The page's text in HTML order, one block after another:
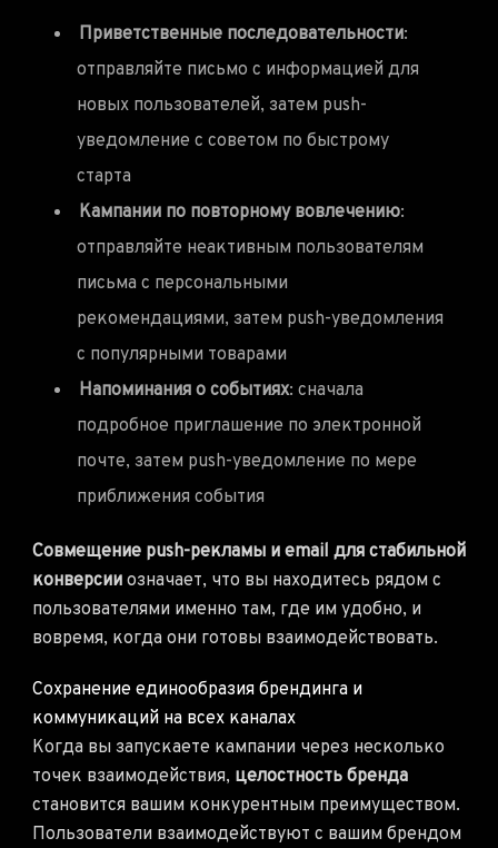
Приветственные последовательности:
отправляйте письмо с информацией для
новых пользователей, затем push-
уведомление с советом по быстрому
старта
Кампании по повторному вовлечению:
отправляйте неактивным пользователям
письма с персональными
рекомендациями, затем push-уведомления
с популярными товарами
Напоминания о событиях: сначала
подробное приглашение по электронной
почте, затем push-уведомление по мере
приближения события
Совмещение push-рекламы и email для стабильной
конверсии означает, что вы находитесь рядом с
пользователями именно там, где им удобно, и
вовремя, когда они готовы взаимодействовать.
Сохранение единообразия брендинга и
коммуникаций на всех каналах
Когда вы запускаете кампании через несколько
точек взаимодействия, целостность бренда
становится вашим конкурентным преимуществом.
Пользователи взаимодействуют с вашим брендом